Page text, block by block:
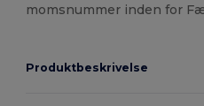
momsnummer inden for
Produktbeskrivelse